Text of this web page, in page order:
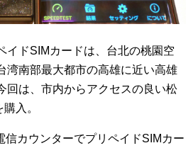
イドSIMカードは、台北の桃園空
湾南部最大都市の高雄に近い高雄
回は、市内からアクセスの良い松
入。
信カウンターでプリペイドSIMカー